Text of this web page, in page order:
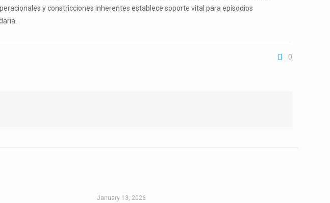
y constricciones inherentes establece soporte vital para episodios
0
January 13, 2026